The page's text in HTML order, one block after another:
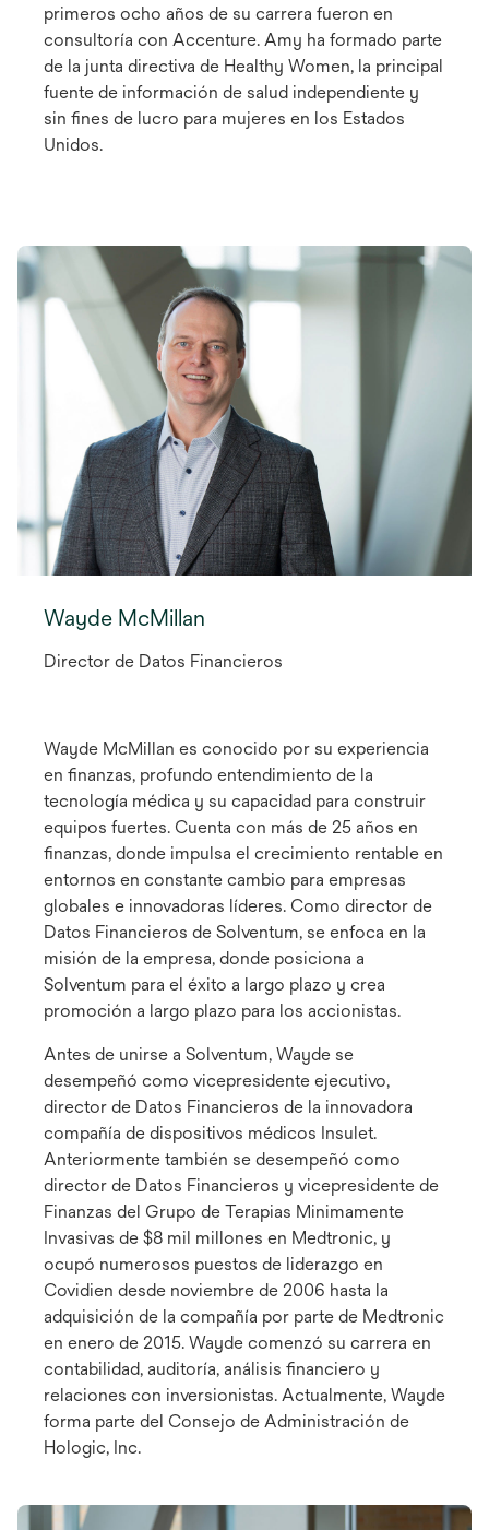
primeros ocho años de su carrera fueron en
consultoría con Accenture. Amy ha formado parte
de la junta directiva de Healthy Women, la principal
fuente de información de salud independiente y
sin fines de lucro para mujeres en los Estados
Unidos.
Wayde McMillan
Director de Datos Financieros
Wayde McMillan es conocido por su experiencia
en finanzas, profundo entendimiento de la
tecnología médica y su capacidad para construir
equipos fuertes. Cuenta con más de 25 años en
finanzas, donde impulsa el crecimiento rentable en
entornos en constante cambio para empresas
globales e innovadoras líderes. Como director de
Datos Financieros de Solventum, se enfoca en la
misión de la empresa, donde posiciona a
Solventum para el éxito a largo plazo y crea
promoción a largo plazo para los accionistas.
Antes de unirse a Solventum, Wayde se
desempeñó como vicepresidente ejecutivo,
director de Datos Financieros de la innovadora
compañía de dispositivos médicos Insulet.
Anteriormente también se desempeñó como
director de Datos Financieros y vicepresidente de
Finanzas del Grupo de Terapias Minimamente
Invasivas de $8 mil millones en Medtronic, y
ocupó numerosos puestos de liderazgo en
Covidien desde noviembre de 2006 hasta la
adquisición de la compañía por parte de Medtronic
en enero de 2015. Wayde comenzó su carrera en
contabilidad, auditoría, análisis financiero y
relaciones con inversionistas. Actualmente, Wayde
forma parte del Consejo de Administración de
Hologic, Inc.